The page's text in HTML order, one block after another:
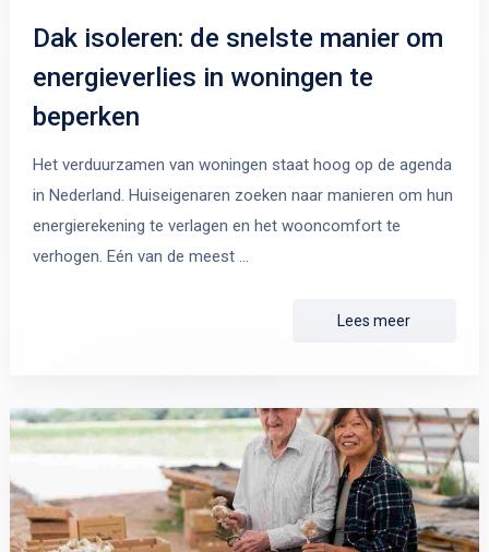
Dak isoleren: de snelste manier om
energieverlies in woningen te
beperken
Het verduurzamen van woningen staat hoog op de agenda
in Nederland. Huiseigenaren zoeken naar manieren om hun
energierekening te verlagen en het wooncomfort te
verhogen. Eén van de meest …
Lees meer